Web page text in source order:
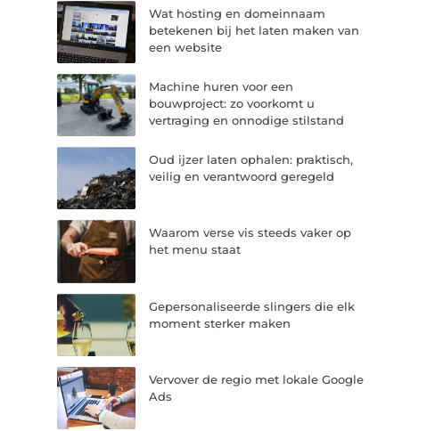
Wat hosting en domeinnaam
betekenen bij het laten maken van
een website
Machine huren voor een
bouwproject: zo voorkomt u
vertraging en onnodige stilstand
Oud ijzer laten ophalen: praktisch,
veilig en verantwoord geregeld
Waarom verse vis steeds vaker op
het menu staat
Gepersonaliseerde slingers die elk
moment sterker maken
Vervover de regio met lokale Google
Ads